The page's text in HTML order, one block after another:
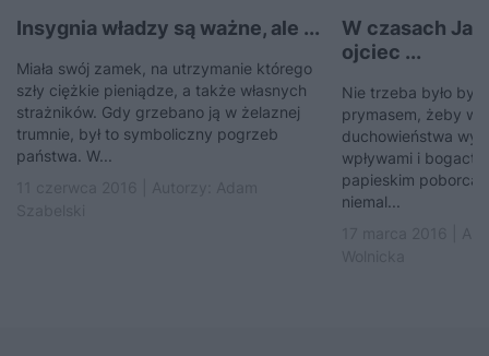
Insygnia władzy są ważne, ale ...
Miała swój zamek, na utrzymanie którego
szły ciężkie pieniądze, a także własnych
strażników. Gdy grzebano ją w żelaznej
trumnie, był to symboliczny pogrzeb
państwa. W...
W czasach
ojciec ...
Nie trzeba było
prymasem, żeby
duchowieństwa
wpływami i
papieskim poborcą
niemal...